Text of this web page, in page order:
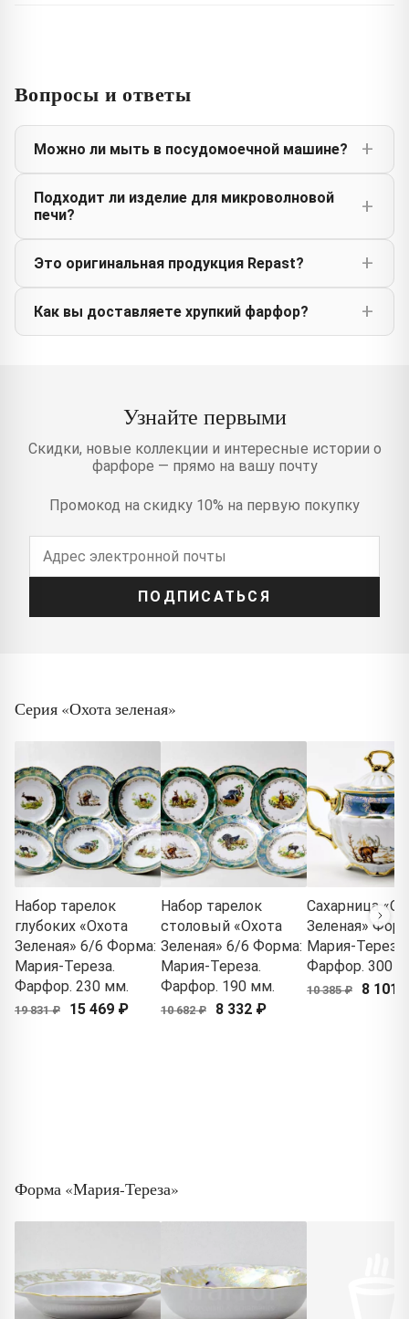
Вопросы и ответы
Можно ли мыть в посудомоечной машине?
Подходит ли изделие для микроволновой
печи?
Это оригинальная продукция Repast?
Как вы доставляете хрупкий фарфор?
Узнайте первыми
Скидки, новые коллекции и интересные истории о
фарфоре — прямо на вашу почту
Промокод на скидку 10% на первую покупку
ПОДПИСАТЬСЯ
Серия «Охота зеленая»
Набор тарелок
глубоких «Охота
Зеленая» 6/6 Форма:
Мария-Тереза.
Фарфор. 230 мм.
19 831 ₽ 15 469 ₽
Набор тарелок
столовый «Охота
Зеленая» 6/6 Форма:
Мария-Тереза.
Фарфор. 190 мм.
10 682 ₽ 8 332 ₽
Сахарница
Зеленая»
Мария-Тереза.
Фарфор. 300
10 385 ₽ 8 101
Форма «Мария-Тереза»